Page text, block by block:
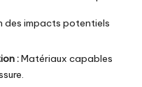
des impacts potentiels
:Matériaux capables